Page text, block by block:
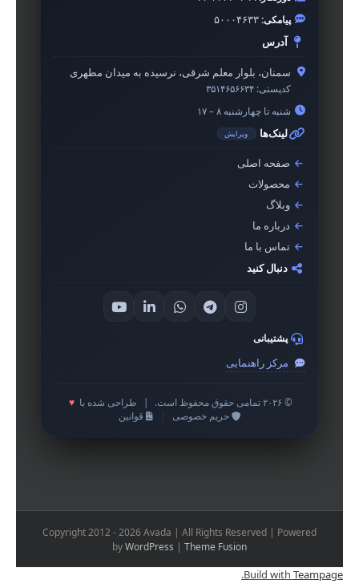
پیامکی:۵۰۰۰۴۶۳۳
آدرس
سمنان، بلوار معلم شرقی، نرسیده به میدان مطهری
کدپستی: ۳۵۱۴۶۵۶۶۳۴
شنبه تا چهارشنبه ۸ – ۱۷
لینک‌ها ویرایش
صفحه اصلی
محصولات
وبلاگ
درباره ما
تماس با ما
دنبال کنید
پشتیبانی
مرکز راهنمایی
© ۲۰۲۶ تمامی حقوق محفوظ است. طراحی شده با ♥
حریم خصوصی
قوانین
Copyright 2012 - 2026 Avada | All Rights Reserved | Powered
byWordPress | Theme Fusion
Build with Teampage
.